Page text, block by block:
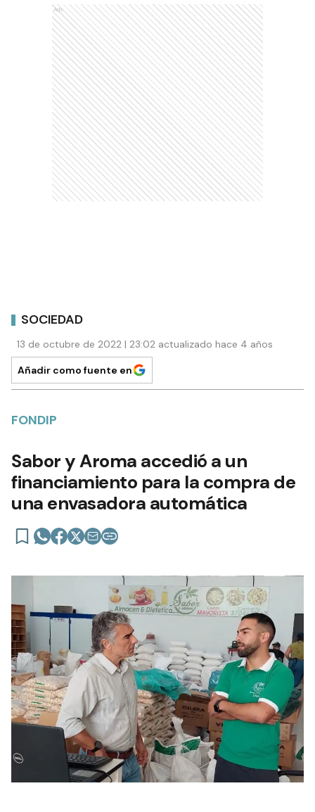
Ads
SOCIEDAD
13 de octubre de 2022 | 23:02 actualizado hace 4 años
Añadir como fuente en
FONDIP
Sabor y Aroma accedió a un
financiamiento para la compra de
una envasadora automática